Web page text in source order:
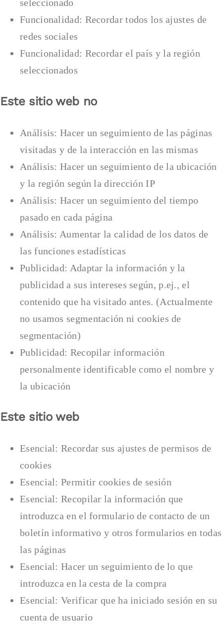
seleccionado
Funcionalidad: Recordar todos los ajustes de
redes sociales
Funcionalidad: Recordar el país y la región
seleccionados
Este sitio web no
Análisis: Hacer un seguimiento de las páginas
visitadas y de la interacción en las mismas
Análisis: Hacer un seguimiento de la ubicación
y la región según la dirección IP
Análisis: Hacer un seguimiento del tiempo
pasado en cada página
Análisis: Aumentar la calidad de los datos de
las funciones estadísticas
Publicidad: Adaptar la información y la
publicidad a sus intereses según, p.ej., el
contenido que ha visitado antes. (Actualmente
no usamos segmentación ni cookies de
segmentación)
Publicidad: Recopilar información
personalmente identificable como el nombre y
la ubicación
Este sitio web
Esencial: Recordar sus ajustes de permisos de
cookies
Esencial: Permitir cookies de sesión
Esencial: Recopilar la información que
introduzca en el formulario de contacto de un
boletín informativo y otros formularios en todas
las páginas
Esencial: Hacer un seguimiento de lo que
introduzca en la cesta de la compra
Esencial: Verificar que ha iniciado sesión en su
cuenta de usuario